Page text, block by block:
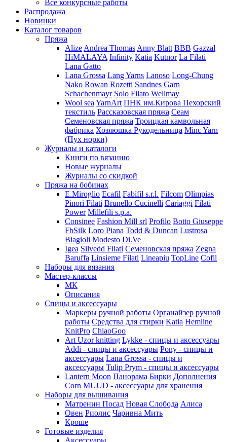
Все конкурсные работы
Распродажа
Новинки
Каталог товаров
Пряжа
Alize Andrea Thomas Anny Blatt BBB Gazzal
HiMALAYA Infinity Katia Kutnor La Filati
Lana Gatto
Lana Grossa Lang Yarns Lanoso Long-Chung
Nako Rowan Rozetti Sandnes Garn
Schachenmayr Solo Filato Wellmay
Wool sea YarnArt ПНК им.Кирова Пехорский
текстиль Рассказовская пряжа Сеам
Семеновская пряжа Троицкая камвольная
фабрика Хозяюшка Рукодельница Minc Yarn
(Пух норки)
Журналы и каталоги
Книги по вязанию
Новые журналы
Журналы со скидкой
Пряжа на бобинах
E.Miroglio Ecafil Fabifil s.r.l. Filcom Olimpias
Pinori Filati Brunello Cucinelli Cariaggi Filati
Power Millefili s.p.a.
Consinee Fashion Mill srl Profilo Botto Giuseppe
FbSilk Loro Piana Todd & Duncan Lustrosa
Biagioli Modesto Di.Ve
Igea Silvedd Filati Семеновская пряжа Zegna
Baruffa Linsieme Filati Lineapiu TopLine Cofil
Наборы для вязания
Мастер-классы
МК
Описания
Спицы и аксессуары
Маркеры ручной работы Органайзер ручной
работы Средства для стирки Katia Hemline
KnitPro ChiaoGoo
Art Uzor knitting Lykke - спицы и аксессуары
Addi - спицы и аксессуары Pony - спицы и
аксессуары Lana Grossa - спицы и
аксессуары Tulip Prym - спицы и аксессуары
Lantern Moon Панорама Бирки Дополнения
Corn MUUD - аксессуары для хранения
Наборы для вышивания
Матренин Посад Новая Слобода Алиса
Овен Риолис Чаривна Мить
Кроше
Готовые изделия
Аксессуары